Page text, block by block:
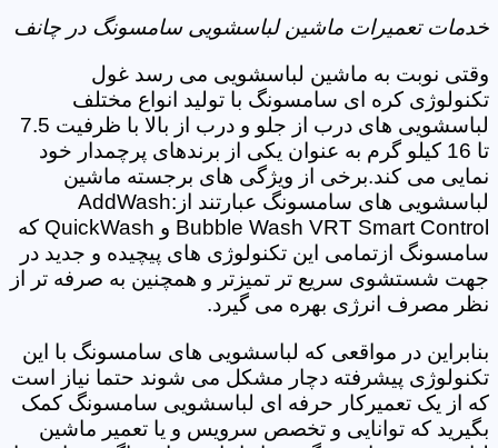
خدمات تعمیرات ماشین لباسشویی سامسونگ در چانف
وقتی نوبت به ماشین لباسشویی می رسد غول
تکنولوژی کره ای سامسونگ با تولید انواع مختلف
لباسشویی های درب از جلو و درب از بالا با ظرفیت 7.5
تا 16 کیلو گرم به عنوان یکی از برندهای پرچمدار خود
نمایی می کند.برخی از ویژگی های برجسته ماشین
لباسشویی های سامسونگ عبارتند از:AddWash
Bubble Wash VRT Smart Control و QuickWash که
سامسونگ ازتمامی این تکنولوژی های پیچیده و جدید در
جهت شستشوی سریع تر تمیزتر و همچنین به صرفه تر از
نظر مصرف انرژی بهره می گیرد.
بنابراین در مواقعی که لباسشویی های سامسونگ با این
تکنولوژی پیشرفته دچار مشکل می شوند حتما نیاز است
که از یک تعمیرکار حرفه ای لباسشویی سامسونگ کمک
بگیرید که توانایی و تخصص سرویس و یا تعمیر ماشین